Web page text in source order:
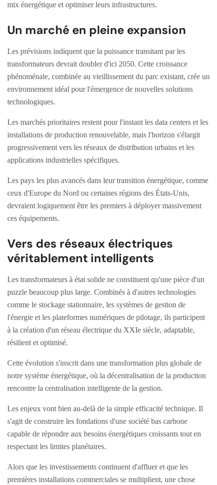
mix énergétique et optimiser leurs infrastructures.
Un marché en pleine expansion
Les prévisions indiquent que la puissance transitant par les
transformateurs devrait doubler d'ici 2050. Cette croissance
phénoménale, combinée au vieillissement du parc existant, crée un
environnement idéal pour l'émergence de nouvelles solutions
technologiques.
Les marchés prioritaires restent pour l'instant les data centers et les
installations de production renouvelable, mais l'horizon s'élargit
progressivement vers les réseaux de distribution urbains et les
applications industrielles spécifiques.
Les pays les plus avancés dans leur transition énergétique, comme
ceux d'Europe du Nord ou certaines régions des États-Unis,
devraient logiquement être les premiers à déployer massivement
ces équipements.
Vers des réseaux électriques
véritablement intelligents
Les transformateurs à état solide ne constituent qu'une pièce d'un
puzzle beaucoup plus large. Combinés à d'autres technologies
comme le stockage stationnaire, les systèmes de gestion de
l'énergie et les plateformes numériques de pilotage, ils participent
à la création d'un réseau électrique du XXIe siècle, adaptable,
résilient et optimisé.
Cette évolution s'inscrit dans une transformation plus globale de
notre système énergétique, où la décentralisation de la production
rencontre la centralisation intelligente de la gestion.
Les enjeux vont bien au-delà de la simple efficacité technique. Il
s'agit de construire les fondations d'une société bas carbone
capable de répondre aux besoins énergétiques croissants tout en
respectant les limites planétaires.
Alors que les investissements continuent d'affluer et que les
premières installations commerciales se multiplient, une chose